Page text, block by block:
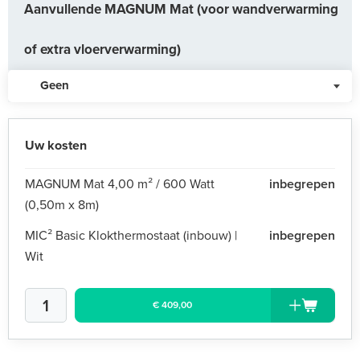
Aanvullende MAGNUM Mat (voor wandverwarming
of extra vloerverwarming)
Geen
Uw kosten
MAGNUM Mat 4,00 m² / 600 Watt
(0,50m x 8m)
inbegrepen
MIC² Basic Klokthermostaat (inbouw) |
Wit
inbegrepen
€ 409,00